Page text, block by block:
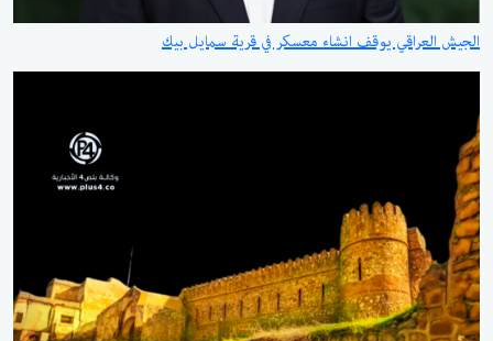
الجيش العراقي يوقف انشاء معسكر في قرية سمايل بيك